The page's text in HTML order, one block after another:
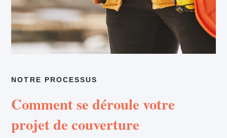
NOTRE PROCESSUS
Comment se déroule votre
projet de couverture